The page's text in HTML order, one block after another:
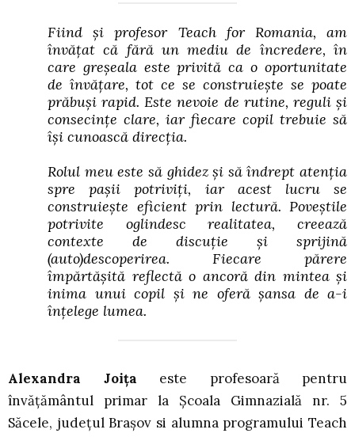
Fiind și profesor Teach for Romania, am
învățat că fără un mediu de încredere, în
care greșeala este privită ca o oportunitate
de învățare, tot ce se construiește se poate
prăbuși rapid. Este nevoie de rutine, reguli și
consecințe clare, iar fiecare copil trebuie să
își cunoască direcția.
Rolul meu este să ghidez și să îndrept atenția
spre pașii potriviți, iar acest lucru se
construiește eficient prin lectură. Poveștile
potrivite oglindesc realitatea, creează
contexte de discuție și sprijină
(auto)descoperirea. Fiecare părere
împărtășită reflectă o ancoră din mintea și
inima unui copil și ne oferă șansa de a-i
înțelege lumea.
Alexandra Joița este profesoară pentru
învățământul primar la Școala Gimnazială nr. 5
Săcele, județul Brașov si alumna programului Teach